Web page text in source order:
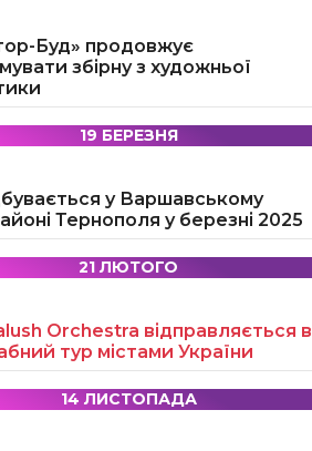
Буд» продовжує
збірну з художньої
19 БЕРЕЗНЯ
у Варшавському
Тернополя у березні 2025
21 ЛЮТОГО
Orchestra відправляється в
тур містами України
14 ЛИСТОПАДА